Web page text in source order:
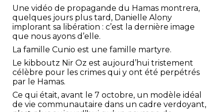
Une vidéo de propagande du Hamas montrera,
quelques jours plus tard, Danielle Alony
implorant sa libération : c’est la dernière image
que nous ayons d’elle.
La famille Cunio est une famille martyre.
Le kibboutz Nir Oz est aujourd’hui tristement
célèbre pour les crimes qui y ont été perpétrés
par le Hamas.
Ce qui était, avant le 7 octobre, un modèle idéal
de vie communautaire dans un cadre verdoyant,